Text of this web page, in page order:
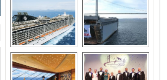
“Gemi içinde gemi”
konsepti ile MSC
Splendida
Dünyada tek!
Denizaltı yüzer
havuzu intikal
seyrine başladı